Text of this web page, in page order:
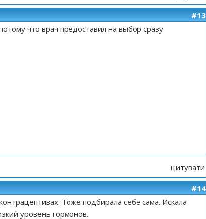
#13
что врач предоставил на выбор сразу
цитувати
#14
Тоже подбирала себе сама. Искала
уровень гормонов.